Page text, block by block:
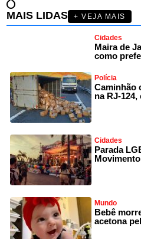
MAIS LIDAS + VEJA MAIS
Cidades
Maira de
como
Polícia
Caminhão
na RJ-
Cidades
Parada
Mundo
Bebê
acetona